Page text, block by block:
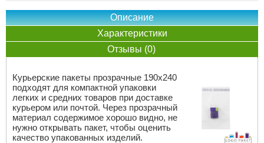
Описание
Характеристики
Отзывы (0)
Курьерские пакеты прозрачные 190х240
подходят для компактной упаковки
легких и средних товаров при доставке
курьером или почтой. Через прозрачный
материал содержимое хорошо видно, не
нужно открывать пакет, чтобы оценить
качество упакованных изделий.